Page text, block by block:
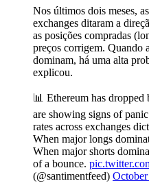
Nos últimos dois meses,
exchanges ditaram a
as posições compradas
preços corrigem. Quando
dominam, há uma alta
explicou.
📊 Ethereum has
are showing signs of
rates across exchanges
When major longs
When major shorts
of a bounce.
(@santimentfeed)